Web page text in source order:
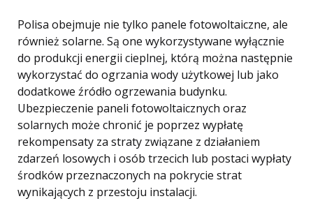
Polisa obejmuje nie tylko panele fotowoltaiczne, ale
również solarne. Są one wykorzystywane wyłącznie
do produkcji energii cieplnej, którą można następnie
wykorzystać do ogrzania wody użytkowej lub jako
dodatkowe źródło ogrzewania budynku.
Ubezpieczenie paneli fotowoltaicznych oraz
solarnych może chronić je poprzez wypłatę
rekompensaty za straty związane z działaniem
zdarzeń losowych i osób trzecich lub postaci wypłaty
środków przeznaczonych na pokrycie strat
wynikających z przestoju instalacji.